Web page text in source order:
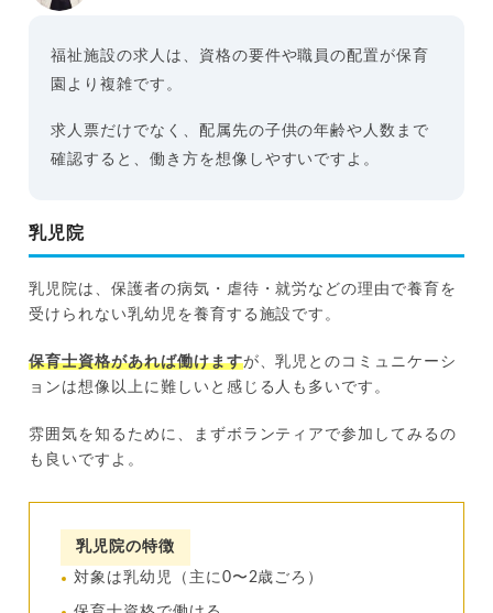
福祉施設の求人は、資格の要件や職員の配置が保育
園より複雑です。
求人票だけでなく、配属先の子供の年齢や人数まで
確認すると、働き方を想像しやすいですよ。
乳児院
乳児院は、保護者の病気・虐待・就労などの理由で養育を
受けられない乳幼児を養育する施設です。
保育士資格があれば働けますが、乳児とのコミュニケーシ
ョンは想像以上に難しいと感じる人も多いです。
雰囲気を知るために、まずボランティアで参加してみるの
も良いですよ。
乳児院の特徴
対象は乳幼児（主に0〜2歳ごろ）